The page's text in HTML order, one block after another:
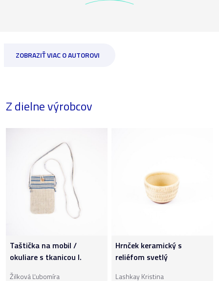
ZOBRAZIŤ VIAC O AUTOROVI
Z dielne výrobcov
Taštička na mobil /
okuliare s tkanicou I.
Žilková Ľubomíra
Hrnček keramický s
reliéfom svetlý
Lashkay Kristina